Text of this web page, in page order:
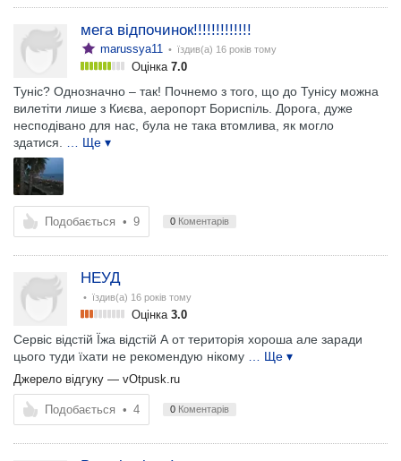
мега відпочинок!!!!!!!!!!!!!
marussya11 • їздив(а) 16 років тому
Оцінка 7.0
Туніс? Однозначно – так! Почнемо з того, що до Тунісу можна
вилетіти лише з Києва, аеропорт Бориспіль. Дорога, дуже
несподівано для нас, була не така втомлива, як могло
здатися.
… Ще ▾
Подобається • 9 0 Коментарів
НЕУД
• їздив(а) 16 років тому
Оцінка 3.0
Сервіс відстій Їжа відстій А от територія хороша але заради
цього туди їхати не рекомендую нікому
… Ще ▾
Джерело відгуку — vOtpusk.ru
Подобається • 4 0 Коментарів